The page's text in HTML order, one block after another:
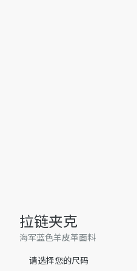
拉链夹克
海军蓝色羊皮革面料
请选择您的尺码